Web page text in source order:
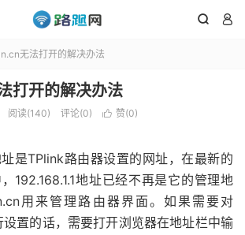
 
无法打开的解决办法
打开的解决办法
阅读(140) 评论(0)  赞(0)
是TPlink路由器设置的网址，在最新的
192.168.1.1地址已经不再是它的管理地
用来管理路由器界面。如果需要对
置的话，需要打开浏览器在地址栏中输